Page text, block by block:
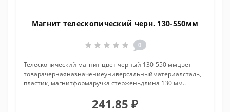
Магнит телескопический черн. 130-550мм
0
Телескопический магнит цвет черный 130-550 ммцвет
товарачернаяназначениеуниверсальныйматериалсталь,
пластик, магнитформаручка стерженьдлина 130 мм..
241.85 ₽